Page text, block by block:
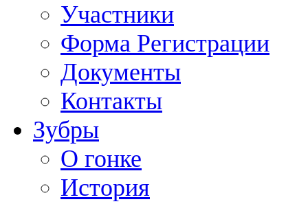
Участники
Форма Регистрации
Документы
Контакты
Зубры
О гонке
История